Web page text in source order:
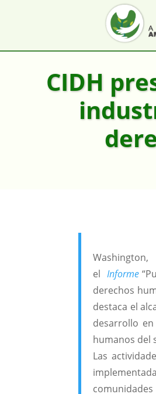
CIDH
el Informe
derechos
destaca el
desarrollo
humanos del
Las